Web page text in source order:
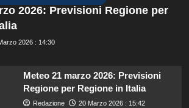
2026: Previsioni Regione per
2026 : 14:30
Meteo 21 marzo 2026: Previsioni
Regione per Regione in Italia
Redazione 20 Marzo 2026 : 15:42